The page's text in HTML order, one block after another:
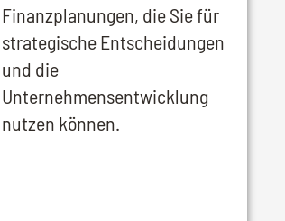
Finanzplanungen, die Sie für
strategische Entscheidungen
und die
Unternehmensentwicklung
nutzen können.